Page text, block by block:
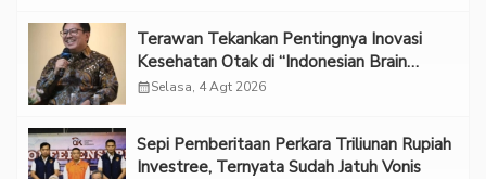
Terawan Tekankan Pentingnya Inovasi
Kesehatan Otak di “Indonesian Brain
Forum 2026 UPN Veteran Jakarta”
calendar_monthSelasa, 4 Agt 2026
Sepi Pemberitaan Perkara Triliunan Rupiah
Investree, Ternyata Sudah Jatuh Vonis